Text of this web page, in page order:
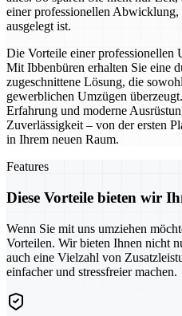
einer professionellen
ausgelegt ist.
Die Vorteile einer professionellen
Mit Ibbenbüren erhalten Sie eine
zugeschnittene Lösung, die
gewerblichen Umzügen
Erfahrung und moderne
Zuverlässigkeit – von der ersten
in Ihrem neuen Raum.
Features
Diese Vorteile bieten wir
Wenn Sie mit uns umziehen
Vorteilen. Wir bieten Ihnen nicht
auch eine Vielzahl von
einfacher und stressfreier machen.